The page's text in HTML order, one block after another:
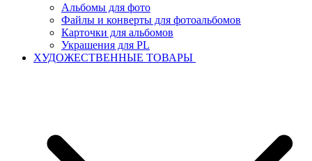
Альбомы для фото
Файлы и конверты для фотоальбомов
Карточки для альбомов
Украшения для PL
ХУДОЖЕСТВЕННЫЕ ТОВАРЫ